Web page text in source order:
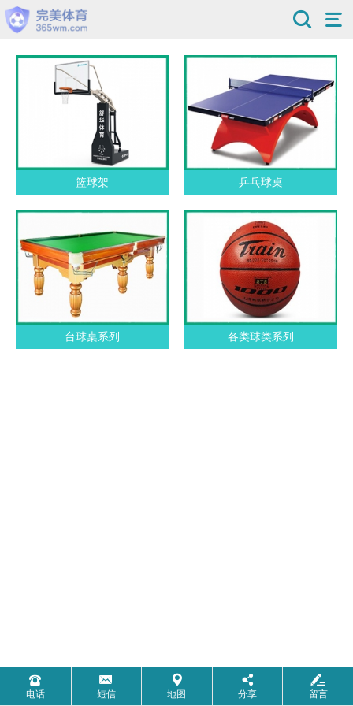
篮球架 乒乓球桌
台球桌系列 各类球类系列
电话 短信 地图 分享 留言